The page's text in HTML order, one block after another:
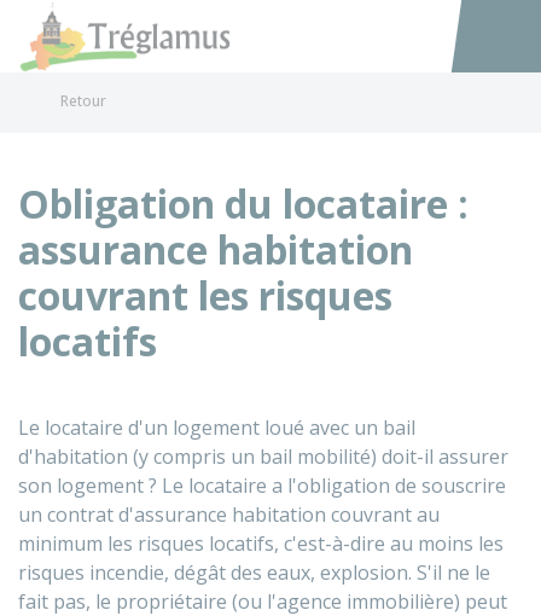
Accéder
Retour
Obligation du locataire :
assurance habitation
couvrant les risques
locatifs
Le locataire d'un logement loué avec un bail
d'habitation (y compris un bail mobilité) doit-il assurer
son logement ? Le locataire a l'obligation de souscrire
un contrat d'assurance habitation couvrant au
minimum les risques locatifs, c'est-à-dire au moins les
risques incendie, dégât des eaux, explosion. S'il ne le
fait pas, le propriétaire (ou l'agence immobilière) peut